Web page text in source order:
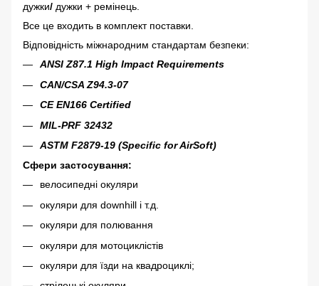
дужки/ дужки + ремінець.
Все це входить в комплект поставки.
Відповідність міжнародним стандартам безпеки:
ANSI Z87.1 High Impact Requirements
CAN/CSA Z94.3-07
CE EN166 Certified
MIL-PRF 32432
ASTM F2879-19 (Specific for AirSoft)
Сфери застосування:
велосипедні окуляри
окуляри для downhill і т.д.
окуляри для полювання
окуляри для мотоциклістів
окуляри для їзди на квадроциклі;